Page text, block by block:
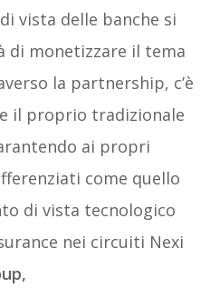
vista delle banche si
monetizzare il tema
la partnership, c’è
il proprio tradizionale
ai propri
come quello
di vista tecnologico
nei circuiti Nexi